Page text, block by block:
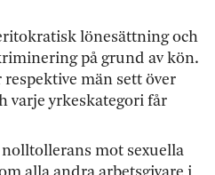
lönesättning och
på grund av kön.
män sett över
varje yrkeskategori får
mot sexuella